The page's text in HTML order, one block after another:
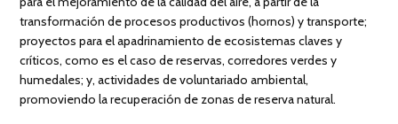
transformación de procesos productivos (hornos) y transporte;
proyectos para el apadrinamiento de ecosistemas claves y
críticos, como es el caso de reservas, corredores verdes y
humedales; y, actividades de voluntariado ambiental,
promoviendo la recuperación de zonas de reserva natural.